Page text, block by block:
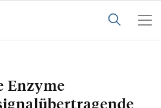
Enzyme